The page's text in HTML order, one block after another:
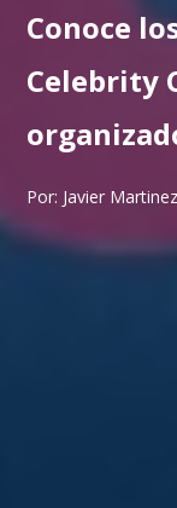
Conoce
Celebrity
Por: Javier